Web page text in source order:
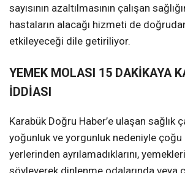
sayısının azaltılmasının çalışan
hastaların alacağı hizmeti de
etkileyeceği dile getiriliyor.
YEMEK MOLASI 15 DAKİKAYA
İDDİASI
Karabük Doğru Haber’e ulaşan sağlık
yoğunluk ve yorgunluk nedeniyle
yerlerinden ayrılamadıklarını,